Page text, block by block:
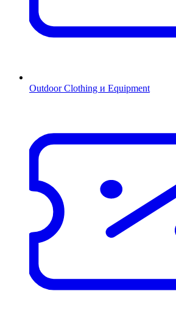
Outdoor Clothing и Equipment